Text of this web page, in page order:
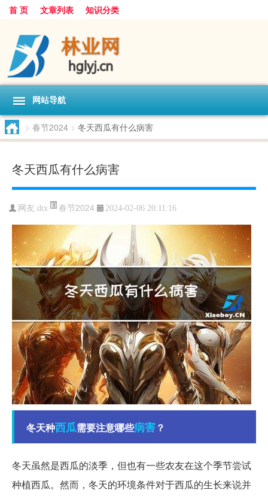
首 页 文章列表 知识分类
网站导航
> 春节2024 > 冬天西瓜有什么病害
冬天西瓜有什么病害
网友:dtx 春节2024 2024-02-06 20:11:16
冬天种西瓜需要注意哪些病害？
冬天虽然是西瓜的淡季，但也有一些农友在这个季节尝试
种植西瓜。然而，冬天的环境条件对于西瓜的生长来说并